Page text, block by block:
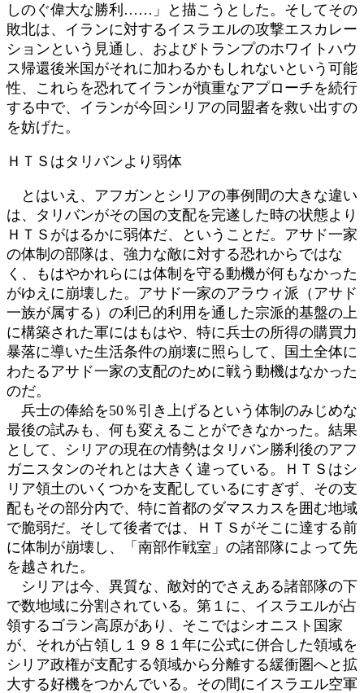
しのぐ偉大な勝利……」と描こうとした。そしてその
敗北は、イランに対するイスラエルの攻撃エスカレー
ションという見通し、およびトランプのホワイトハウ
ス帰還後米国がそれに加わるかもしれないという可能
性、これらを恐れてイランが慎重なアプローチを続行
する中で、イランが今回シリアの同盟者を救い出すの
を妨げた。
ＨＴＳはタリバンより弱体
とはいえ、アフガンとシリアの事例間の大きな違い
は、タリバンがその国の支配を完遂した時の状態より
ＨＴＳがはるかに弱体だ、ということだ。アサド一家
の体制の部隊は、強力な敵に対する恐れからではな
く、もはやかれらには体制を守る動機が何もなかった
がゆえに崩壊した。アサド一家のアラウィ派（アサド
一族が属する）の利己的利用を通した宗派的基盤の上
に構築された軍にはもはや、特に兵士の所得の購買力
暴落に導いた生活条件の崩壊に照らして、国土全体に
わたるアサド一家の支配のために戦う動機はなかった
のだ。
兵士の俸給を50％引き上げるという体制のみじめな
最後の試みも、何も変えることができなかった。結果
として、シリアの現在の情勢はタリバン勝利後のアフ
ガニスタンのそれとは大きく違っている。ＨＴＳはシ
リア領土のいくつかを支配しているにすぎず、その支
配もその部分内で、特に首都のダマスカスを囲む地域
で脆弱だ。そして後者では、ＨＴＳがそこに達する前
に体制が崩壊し、「南部作戦室」の諸部隊によって先
を越された。
シリアは今、異質な、敵対的でさえある諸部隊の下
で数地域に分割されている。第１に、イスラエルが占
領するゴラン高原があり、そこではシオニスト国家
が、それが占領し１９８１年に公式に併合した領域を
シリア政権が支配する領域から分離する緩衝圏へと拡
大する好機をつかんでいる。その間にイスラエル空軍